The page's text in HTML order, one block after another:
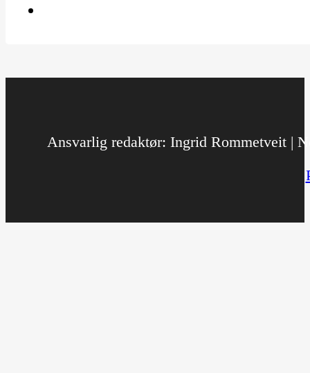
Ansvarlig redaktør: Ingrid Rommetveit |